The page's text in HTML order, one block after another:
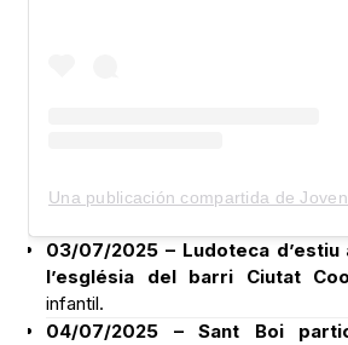
03/07/2025 – Ludoteca
l’església del barri Ciutat
infantil.
04/07/2025 – Sant Boi